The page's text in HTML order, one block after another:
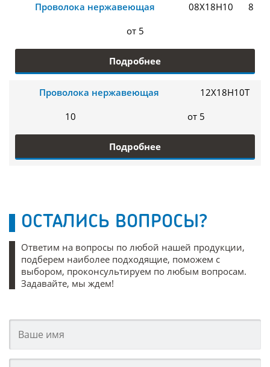
Проволока нержавеющая 08Х18Н10
8
от 5
Подробнее
Проволока нержавеющая
12Х18Н10Т
10
от 5
Подробнее
ОСТАЛИСЬ ВОПРОСЫ?
Ответим на вопросы по любой нашей продукции,
подберем наиболее подходящие, поможем с
выбором, проконсультируем по любым вопросам.
Задавайте, мы ждем!